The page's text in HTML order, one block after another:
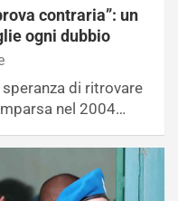
contraria”: un
ogni dubbio
di ritrovare
nel 2004…